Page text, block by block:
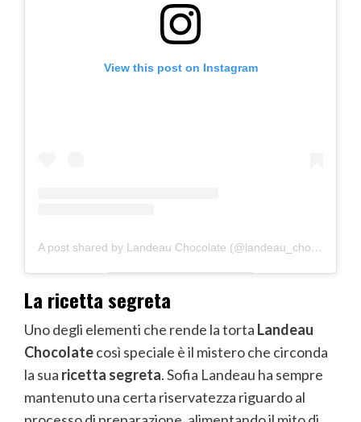
View this post on Instagram
A post shared by Landeau Chocolate (@landeau_chocolate)
La ricetta segreta
Uno degli elementi che rende la torta Landeau
Chocolatecosì speciale è il mistero che circonda
la sua ricetta segreta. Sofia Landeau ha sempre
mantenuto una certa riservatezza riguardo al